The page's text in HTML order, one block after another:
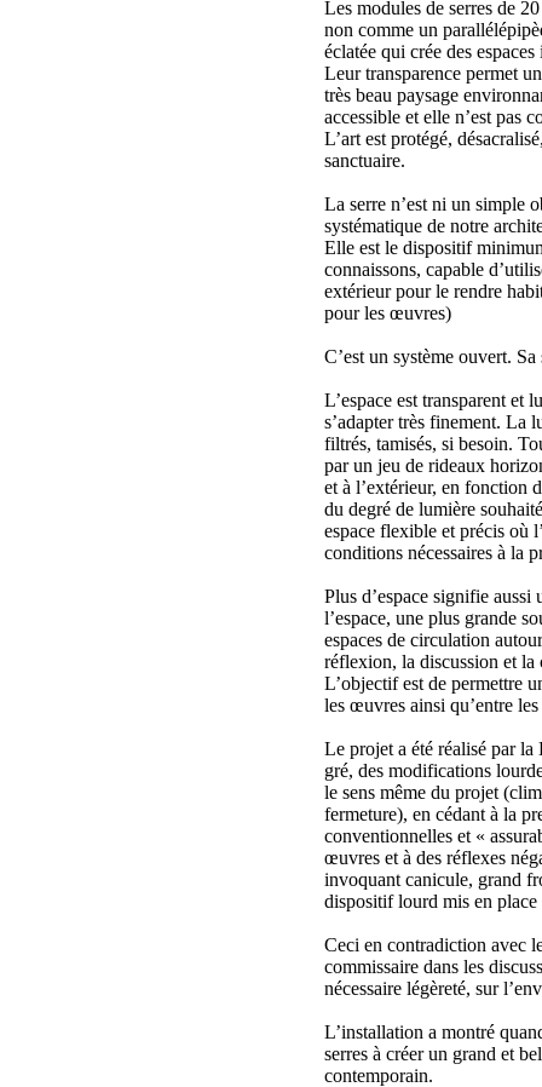
Les modules de serres de
non comme un
éclatée qui crée des
Leur transparence permet
très beau paysage
accessible et elle n’est pas
L’art est protégé,
sanctuaire.
La serre n’est ni un simple
systématique de notre
Elle est le dispositif
connaissons, capable
extérieur pour le rendre
pour les œuvres)
C’est un système ouvert.
L’espace est transparent et
s’adapter très finement. La
filtrés, tamisés, si besoin.
par un jeu de rideaux
et à l’extérieur, en fonction
du degré de lumière
espace flexible et précis où
conditions nécessaires à la
Plus d’espace signifie
l’espace, une plus grande
espaces de circulation
réflexion, la discussion et la
L’objectif est de permettre
les œuvres ainsi qu’entre
Le projet a été réalisé par
gré, des modifications
le sens même du projet
fermeture), en cédant à la
conventionnelles et «
œuvres et à des réflexes
invoquant canicule, grand
dispositif lourd mis en place
Ceci en contradiction avec
commissaire dans les
nécessaire légèreté, sur
L’installation a montré
serres à créer un grand et
contemporain.